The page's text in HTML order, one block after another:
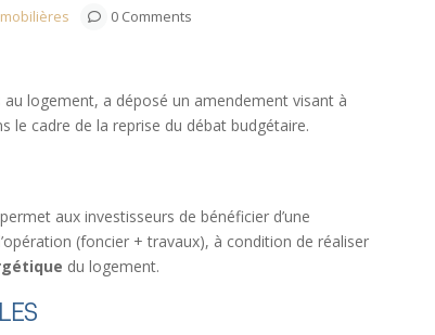
0 Comments
logement, a déposé un amendement visant à
le cadre de la reprise du débat budgétaire.
aux investisseurs de bénéficier d’une
(foncier + travaux), à condition de réaliser
du logement.